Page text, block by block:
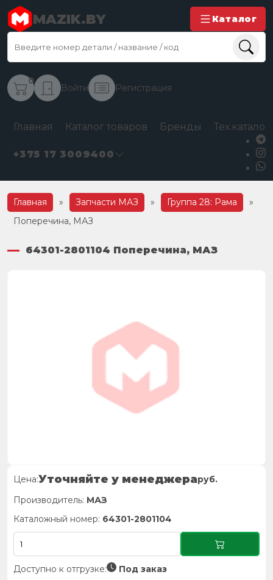
MAZIK.BY Каталог
0
Войти Регистрация
Главная Каталог товаров Бренды
+375 17 3009400
Главная » Запчасти МАЗ » Группа 28: Рама
»
Поперечина, МАЗ
64301-2801104 Поперечина, МАЗ
Цена:Уточняйте у менеджераруб.
Производитель: МАЗ
Каталожный номер: 64301-2801104
Доступно к отгрузке: Под заказ